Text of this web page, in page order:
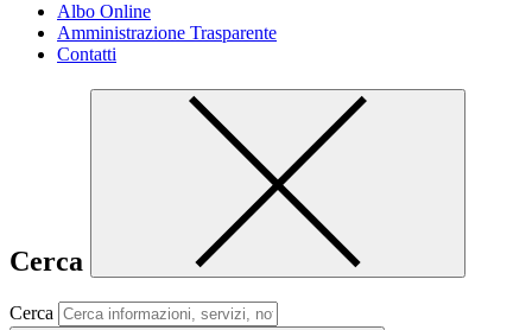
Albo Online
Amministrazione Trasparente
Contatti
Cerca
Cerca